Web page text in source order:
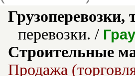
перевозки. /
Строительные
Продажа